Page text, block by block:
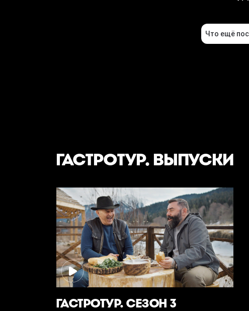
ГАСТРОТУР. ВЫПУСКИ
ГАСТРОТУР. СЕЗОН 3